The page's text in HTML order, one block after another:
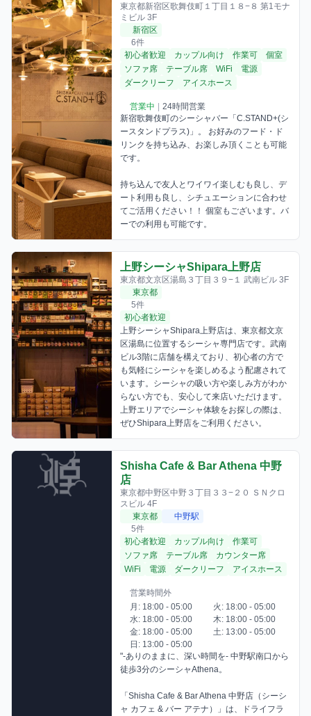
東京都新宿区歌舞伎町１丁目１８−８ 第1モナ
ミビル 3F
新宿区
6件
初心者歓迎
カップル向け 作業可
個室
ソファ席
テーブル席 WiFi
電源
ダークリーフ
アイスホース
営業中 | 24時間営業
新宿歌舞伎町のシーシャバー「C.STAND+(シ
ースタンドプラス)」。 お好みのフード・ド
リンクを持ち込み、お楽しみ頂くことも可能
です。
持ち込んで友人とワイワイ楽しむも良し、デ
ート利用も良し、シチュエーションに合わせ
てご活用ください！！ 個室もございます。バ
ーでの利用も可能です。
上野シーシャShipara上野店
東京都文京区湯島３丁目３９−１ 武南ビル 3F
東京都
5件
初心者歓迎
上野シーシャShipara上野店は、東京都文京
区湯島に位置するシーシャ専門店です。武南
ビル3階に店舗を構えており、初心者の方で
も気軽にシーシャを楽しめるよう配慮されて
います。シーシャの吸い方や楽しみ方がわか
らない方でも、安心して来店いただけます。
上野エリアでシーシャ体験をお探しの際は、
ぜひShipara上野店をご利用ください。
Shisha Cafe & Bar Athena 中野
店
東京都中野区中野３丁目３３−２０ ＳＮクロ
スビル 4F
東京都
中野駅
5件
初心者歓迎
カップル向け
作業可
ソファ席
テーブル席
カウンター席
WiFi
電源 ダークリーフ アイスホース
営業時間外
月: 18:00 - 05:00
火: 18:00 - 05:00
水: 18:00 - 05:00
木: 18:00 - 05:00
金: 18:00 - 05:00
土: 13:00 - 05:00
日: 13:00 - 05:00
"-ありのままに、深い時間を- 中野駅南口から
徒歩3分のシーシャAthena。
「Shisha Cafe & Bar Athena 中野店（シーシ
ャ カフェ & バー アテナ）」は、ドライフラ